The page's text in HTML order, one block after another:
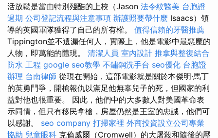
活放鬆是當由特別殘酷的上校（Jason 法令紋醫美 台胞證
過期 公司登記流程與注意事項 辦護照要帶什麼 Isaacs）領
導的英國軍隊獲得了自己的所有權。 值得信賴的牙醫推薦
Tippington並不遺漏任何人，實際上，他是電影中最惡魔的
人物，即萬能的體現。 清潔人員 室內設計 推拿與整復結合
防水 工程 google seo教學 不鏽鋼洗手台 seo優化 台胞證
辦理 台南律師 從現在開始，這部電影就是關於本傑明·馬丁
的英勇鬥爭，開槍報仇以滿足他無辜兒子的死，但國家的利
益對他也很重要。 因此，他們中的大多數人對美國革命表
示同情，但只有移民拿槍，房屋仍然是王室的忠誠，他們可
以感謝。 seo company 打掃家裡 外商投資設立公司專業
協助 兒童眼科 克倫威爾（Cromwell）的大屠殺和隨後的壓